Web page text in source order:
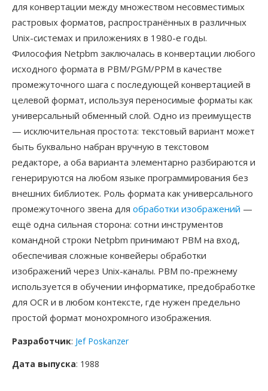
для конвертации между множеством несовместимых
растровых форматов, распространённых в различных
Unix-системах и приложениях в 1980-е годы.
Философия Netpbm заключалась в конвертации любого
исходного формата в PBM/PGM/PPM в качестве
промежуточного шага с последующей конвертацией в
целевой формат, используя переносимые форматы как
универсальный обменный слой. Одно из преимуществ
— исключительная простота: текстовый вариант может
быть буквально набран вручную в текстовом
редакторе, а оба варианта элементарно разбираются и
генерируются на любом языке программирования без
внешних библиотек. Роль формата как универсального
промежуточного звена для обработки изображений —
ещё одна сильная сторона: сотни инструментов
командной строки Netpbm принимают PBM на вход,
обеспечивая сложные конвейеры обработки
изображений через Unix-каналы. PBM по-прежнему
используется в обучении информатике, предобработке
для OCR и в любом контексте, где нужен предельно
простой формат монохромного изображения.
Разработчик: Jef Poskanzer
Дата выпуска: 1988